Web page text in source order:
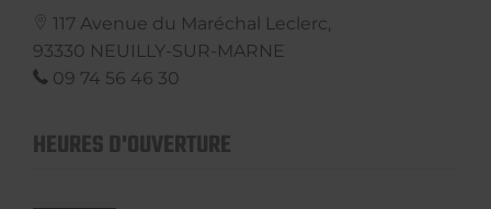
117 Avenue du Maréchal Leclerc,
93330 NEUILLY-SUR-MARNE
09 74 56 46 30
HEURES D'OUVERTURE